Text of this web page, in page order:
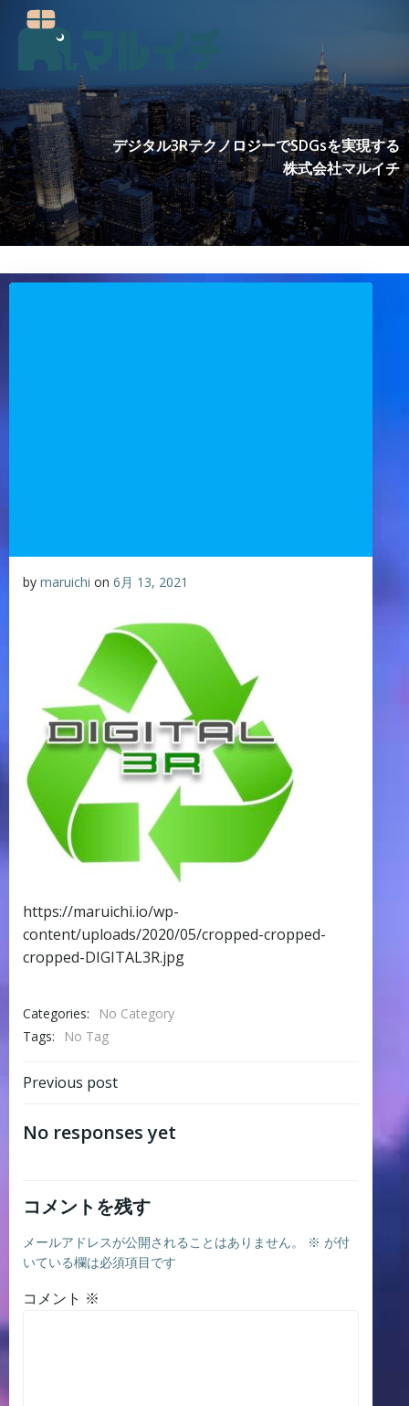
ツ
へ
ス
キ
ッ
プ
デジタル3RテクノロジーでSDGsを実現する
株式会社マルイチ
by maruichi on 6月 13, 2021
https://maruichi.io/wp-
content/uploads/2020/05/cropped-cropped-
cropped-DIGITAL3R.jpg
Categories:
No Category
Tags:
No Tag
Post
navigation
Previous post
No responses yet
コメントを残す
メールアドレスが公開されることはありません。 ※ が付
いている欄は必須項目です
コメント ※